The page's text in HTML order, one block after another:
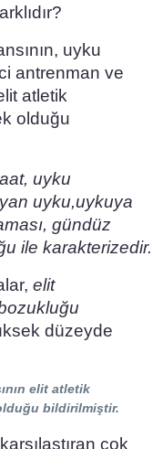
uyku
antrenman ve
atletik
olduğu
uyku
uyku,uykuya
gündüz
ile karakterizedir.
elit
düzeyde
elit atletik
bildirilmiştir.
çok